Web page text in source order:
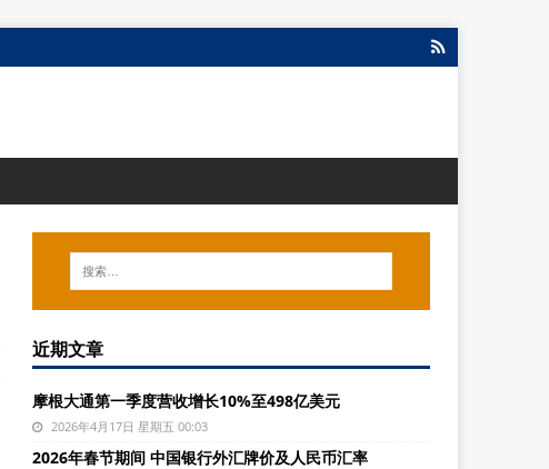
近期文章
摩根大通第一季度营收增长10%至498亿美元
2026年4月17日 星期五 00:03
2026年春节期间 中国银行外汇牌价及人民币汇率